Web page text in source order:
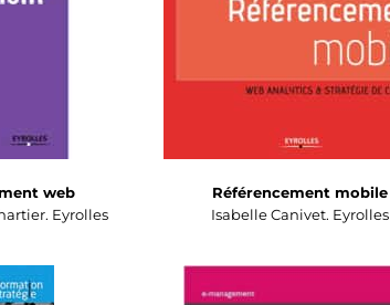
web
Eyrolles
Référencement mobile
Isabelle Canivet. Eyrolles